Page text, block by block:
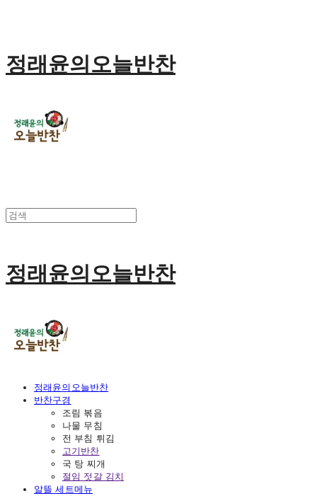
정래윤의오늘반찬
정래윤의오늘반찬
정래윤의오늘반찬
반찬구경
조림 볶음
나물 무침
전 부침 튀김
고기반찬
국 탕 찌개
절임 젓갈 김치
알뜰 세트메뉴